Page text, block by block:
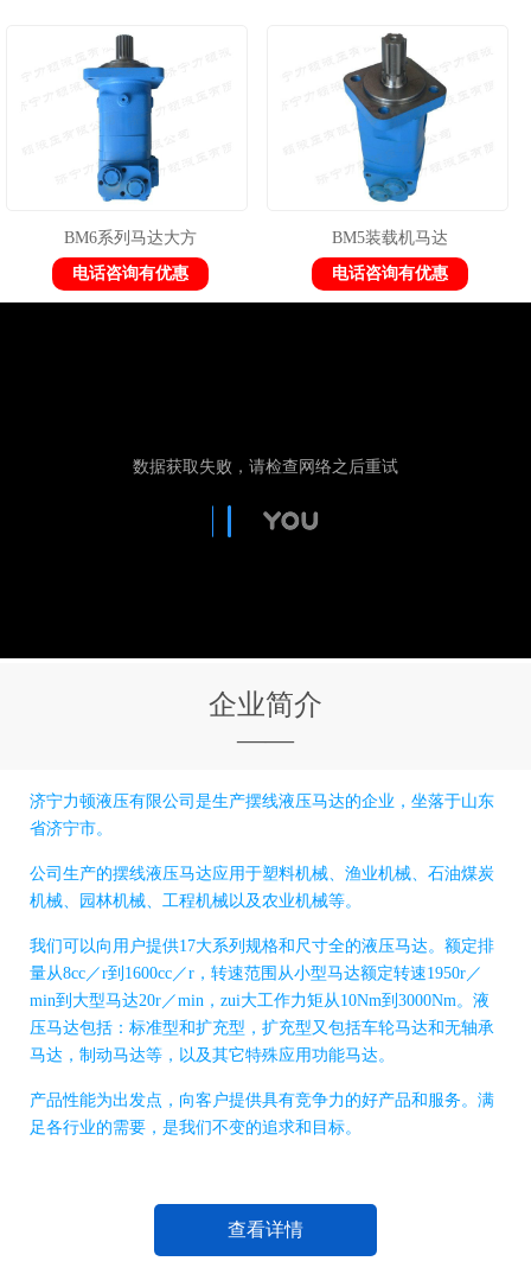
BM6系列马达大方
电话咨询有优惠
BM5装载机马达
电话咨询有优惠
企业简介
——
济宁力顿液压有限公司是生产摆线液压马达的企业，坐落于山东
省济宁市。
公司生产的摆线液压马达应用于塑料机械、渔业机械、石油煤炭
机械、园林机械、工程机械以及农业机械等。
我们可以向用户提供17大系列规格和尺寸全的液压马达。额定排
量从8cc／r到1600cc／r，转速范围从小型马达额定转速1950r／
min到大型马达20r／min，zui大工作力矩从10Nm到3000Nm。液
压马达包括：标准型和扩充型，扩充型又包括车轮马达和无轴承
马达，制动马达等，以及其它特殊应用功能马达。
产品性能为出发点，向客户提供具有竞争力的好产品和服务。满
足各行业的需要，是我们不变的追求和目标。
查看详情